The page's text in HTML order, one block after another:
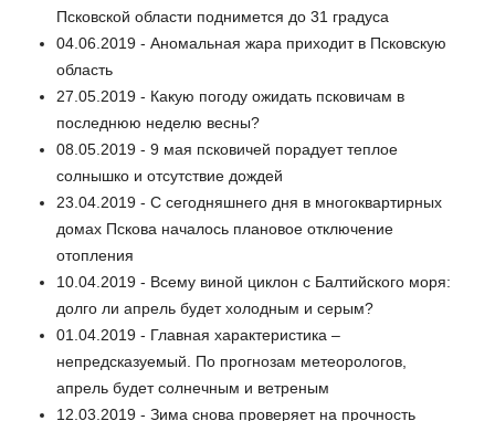
Псковской области поднимется до 31 градуса
04.06.2019 - Аномальная жара приходит в Псковскую
область
27.05.2019 - Какую погоду ожидать псковичам в
последнюю неделю весны?
08.05.2019 - 9 мая псковичей порадует теплое
солнышко и отсутствие дождей
23.04.2019 - С сегодняшнего дня в многоквартирных
домах Пскова началось плановое отключение
отопления
10.04.2019 - Всему виной циклон с Балтийского моря:
долго ли апрель будет холодным и серым?
01.04.2019 - Главная характеристика –
непредсказуемый. По прогнозам метеорологов,
апрель будет солнечным и ветреным
12.03.2019 - Зима снова проверяет на прочность